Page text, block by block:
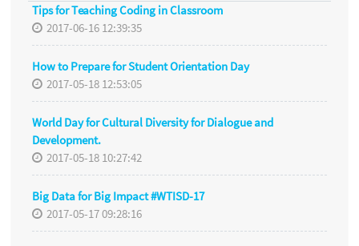
Tips for Teaching Coding in Classroom
2017-06-16 12:39:35
How to Prepare for Student Orientation Day
2017-05-18 12:53:05
World Day for Cultural Diversity for Dialogue and
Development.
2017-05-18 10:27:42
Big Data for Big Impact #WTISD-17
2017-05-17 09:28:16